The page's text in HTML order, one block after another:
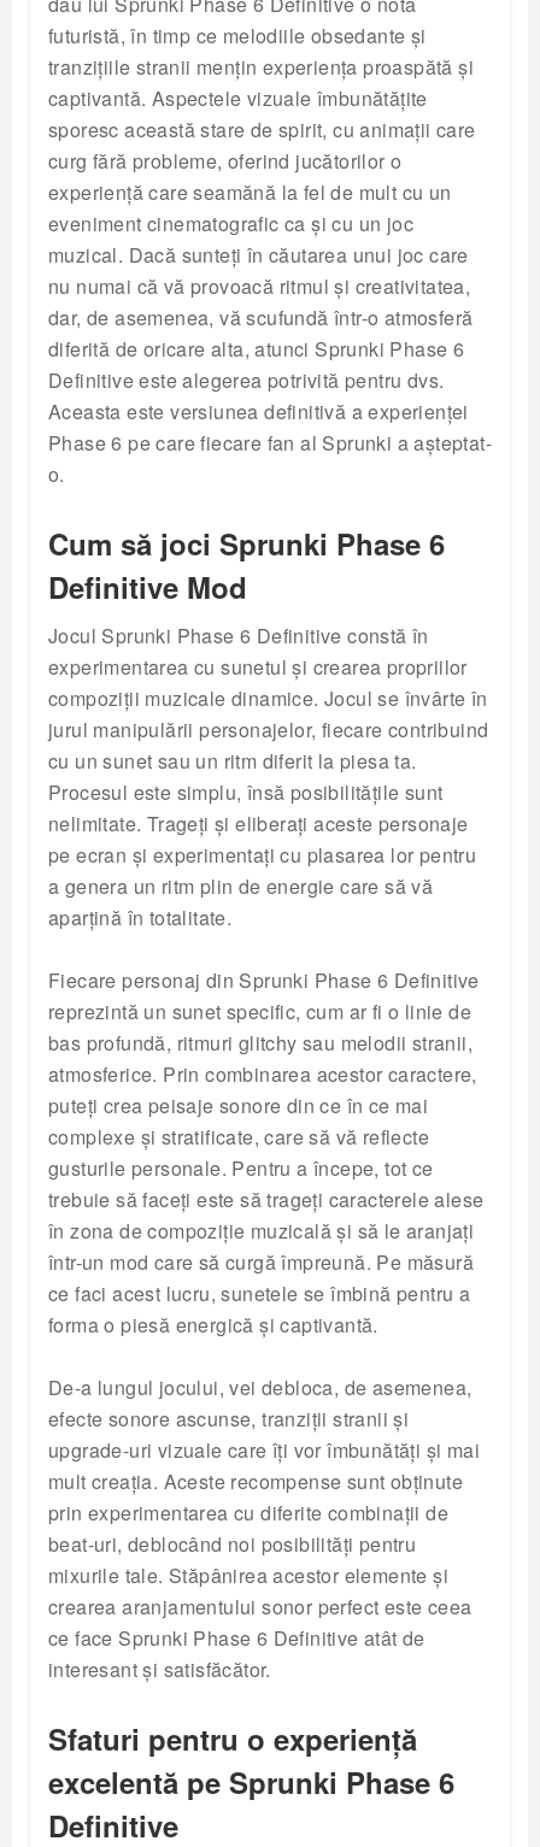
futuristă, în timp ce melodiile obsedante și
tranzițiile stranii mențin experiența proaspătă și
captivantă. Aspectele vizuale îmbunătățite
sporesc această stare de spirit, cu animații care
curg fără probleme, oferind jucătorilor o
experiență care seamănă la fel de mult cu un
eveniment cinematografic ca și cu un joc
muzical. Dacă sunteți în căutarea unui joc care
nu numai că vă provoacă ritmul și creativitatea,
dar, de asemenea, vă scufundă într-o atmosferă
diferită de oricare alta, atunci Sprunki Phase 6
Definitive este alegerea potrivită pentru dvs.
Aceasta este versiunea definitivă a experienței
Phase 6 pe care fiecare fan al Sprunki a așteptat-
o.
Cum să joci Sprunki Phase 6
Definitive Mod
Jocul Sprunki Phase 6 Definitive constă în
experimentarea cu sunetul și crearea propriilor
compoziții muzicale dinamice. Jocul se învârte în
jurul manipulării personajelor, fiecare contribuind
cu un sunet sau un ritm diferit la piesa ta.
Procesul este simplu, însă posibilitățile sunt
nelimitate. Trageți și eliberați aceste personaje
pe ecran și experimentați cu plasarea lor pentru
a genera un ritm plin de energie care să vă
aparțină în totalitate.
Fiecare personaj din Sprunki Phase 6 Definitive
reprezintă un sunet specific, cum ar fi o linie de
bas profundă, ritmuri glitchy sau melodii stranii,
atmosferice. Prin combinarea acestor caractere,
puteți crea peisaje sonore din ce în ce mai
complexe și stratificate, care să vă reflecte
gusturile personale. Pentru a începe, tot ce
trebuie să faceți este să trageți caracterele alese
în zona de compoziție muzicală și să le aranjați
într-un mod care să curgă împreună. Pe măsură
ce faci acest lucru, sunetele se îmbină pentru a
forma o piesă energică și captivantă.
De-a lungul jocului, vei debloca, de asemenea,
efecte sonore ascunse, tranziții stranii și
upgrade-uri vizuale care îți vor îmbunătăți și mai
mult creația. Aceste recompense sunt obținute
prin experimentarea cu diferite combinații de
beat-uri, deblocând noi posibilități pentru
mixurile tale. Stăpânirea acestor elemente și
crearea aranjamentului sonor perfect este ceea
ce face Sprunki Phase 6 Definitive atât de
interesant și satisfăcător.
Sfaturi pentru o experiență
excelentă pe Sprunki Phase 6
Definitive